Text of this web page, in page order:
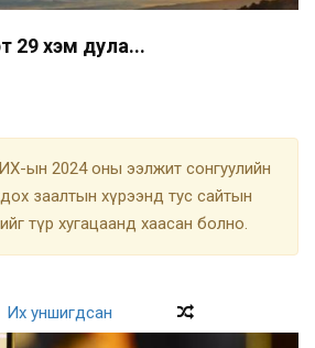
29 хэм дула...
ын 2024 оны ээлжит сонгуулийн
заалтын хүрээнд тус сайтын
түр хугацаанд хаасан болно.
Их уншигдсан